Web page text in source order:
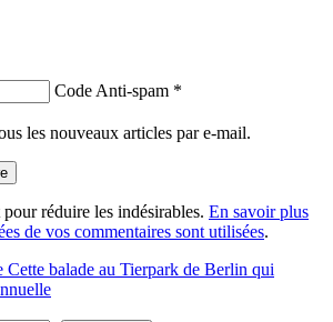
Code Anti-spam *
les nouveaux articles par e-mail.
réduire les indésirables. En savoir plus
de vos commentaires sont utilisées.
Cette balade au Tierpark de Berlin qui